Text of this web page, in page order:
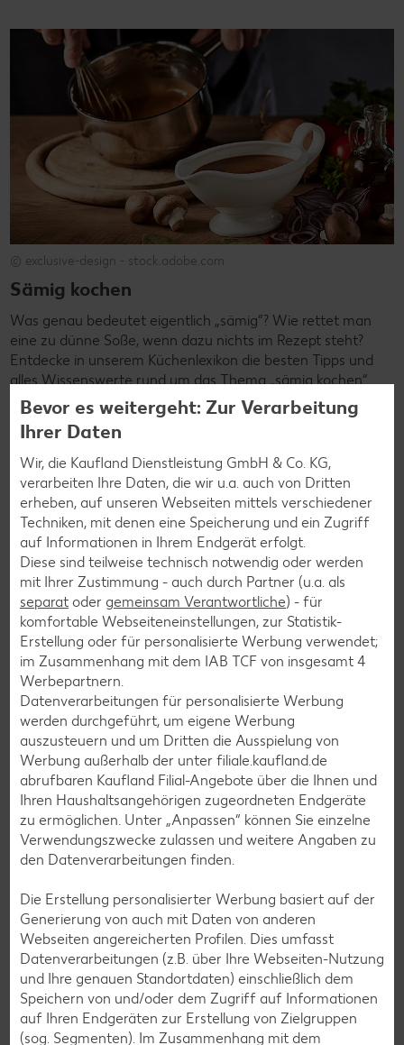
© exclusive-design - stock.adobe.com
Sämig kochen
Was genau bedeutet eigentlich „sämig“? Wie rettet man
eine zu dünne Soße, wenn dazu nichts im Rezept steht?
Entdecke in unserem Küchenlexikon die besten Tipps und
alles Wissenswerte rund um das Thema „sämig kochen“.
Mehr erfahren
© Ana - stock.adobe.com
Raffeln
Beim Raffeln wird Obst oder Gemüse grob gerieben. Wann
diese Technik von Nutzen ist, wie sie funktioniert und
welche Küchenutensilien du dafür benötigst – all das und
mehr erfährst du hier.
Mehr erfahren
Weitere Magazinkategorien
Bevor es weitergeht: Zur Verarbeitung
Ihrer Daten
Wir, die Kaufland Dienstleistung GmbH & Co. KG,
verarbeiten Ihre Daten, die wir u.a. auch von Dritten
erheben, auf unseren Webseiten mittels verschiedener
Techniken, mit denen eine Speicherung und ein Zugriff
auf Informationen in Ihrem Endgerät erfolgt.
Diese sind teilweise technisch notwendig oder werden
mit Ihrer Zustimmung - auch durch Partner (u.a. als
separat oder gemeinsam Verantwortliche) - für
komfortable Webseiteneinstellungen, zur Statistik-
Erstellung oder für personalisierte Werbung verwendet;
im Zusammenhang mit dem IAB TCF von insgesamt 4
Werbepartnern.
Datenverarbeitungen für personalisierte Werbung
werden durchgeführt, um eigene Werbung
auszusteuern und um Dritten die Ausspielung von
Werbung außerhalb der unter filiale.kaufland.de
abrufbaren Kaufland Filial-Angebote über die Ihnen und
Ihren Haushaltsangehörigen zugeordneten Endgeräte
zu ermöglichen. Unter „Anpassen“ können Sie einzelne
Verwendungszwecke zulassen und weitere Angaben zu
den Datenverarbeitungen finden.
Die Erstellung personalisierter Werbung basiert auf der
Generierung von auch mit Daten von anderen
Webseiten angereicherten Profilen. Dies umfasst
Datenverarbeitungen (z.B. über Ihre Webseiten-Nutzung
und Ihre genauen Standortdaten) einschließlich dem
Speichern von und/oder dem Zugriff auf Informationen
auf Ihren Endgeräten zur Erstellung von Zielgruppen
(sog. Segmenten). Im Zusammenhang mit dem